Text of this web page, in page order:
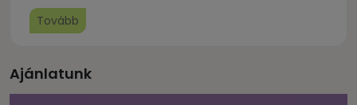
Tovább
Ajánlatunk